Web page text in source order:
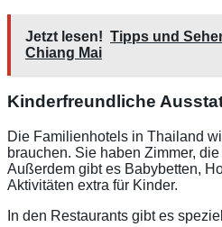
Jetzt lesen! Tipps und
Chiang Mai
Kinderfreundliche
Die Familienhotels in Thailand
brauchen. Sie haben Zimmer,
Außerdem gibt es Babybetten,
Aktivitäten extra für Kinder.
In den Restaurants gibt es